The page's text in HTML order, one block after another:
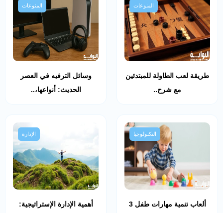
المنوعات
طريقة لعب الطاولة للمبتدئين
مع شرح..
المنوعات
وسائل الترفيه في العصر
الحديث: أنواعها،..
التكنولوجيا
ألعاب تنمية مهارات طفل 3
الإدارة
أهمية الإدارة الإستراتيجية: